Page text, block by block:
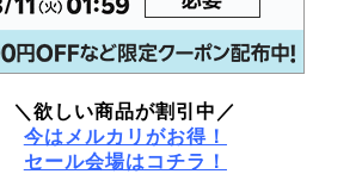
＼欲しい商品が割引中／
今はメルカリがお得！
セール会場はコチラ！